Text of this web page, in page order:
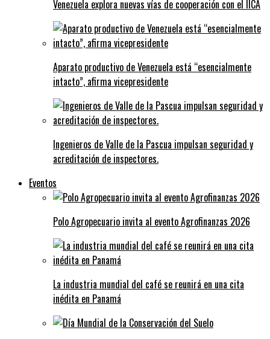
Venezuela explora nuevas vías de cooperación con el IICA
Aparato productivo de Venezuela está “esencialmente
intacto”, afirma vicepresidente
Ingenieros de Valle de la Pascua impulsan seguridad y
acreditación de inspectores.
Eventos
Polo Agropecuario invita al evento Agrofinanzas 2026
La industria mundial del café se reunirá en una cita
inédita en Panamá